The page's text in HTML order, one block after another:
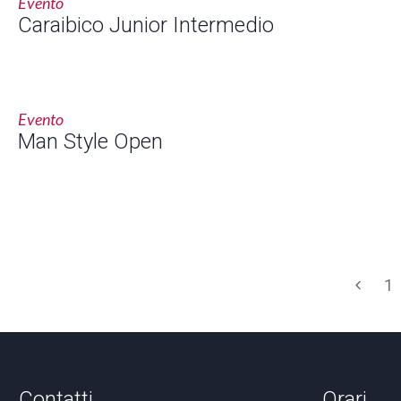
Caraibico Junior Intermedio
Evento
Man Style Open
1